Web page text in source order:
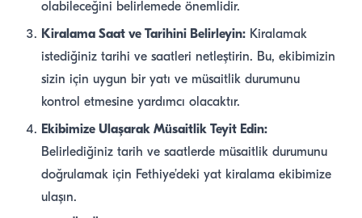
olabileceğini belirlemede önemlidir.
Kiralama Saat ve Tarihini Belirleyin: Kiralamak
istediğiniz tarihi ve saatleri netleştirin. Bu, ekibimizin
sizin için uygun bir yatı ve müsaitlik durumunu
kontrol etmesine yardımcı olacaktır.
Ekibimize Ulaşarak Müsaitlik Teyit Edin:
Belirlediğiniz tarih ve saatlerde müsaitlik durumunu
doğrulamak için Fethiye’deki yat kiralama ekibimize
ulaşın.